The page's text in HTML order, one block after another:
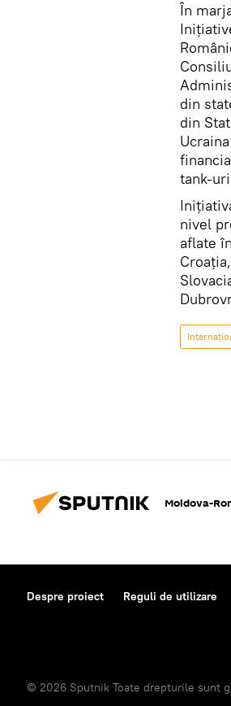
În
din
din
tank-
nivel
aflate
Moldova-
Despre proiect Reguli de utilizare
© 2026 Sputnik Toate drepturile sunt